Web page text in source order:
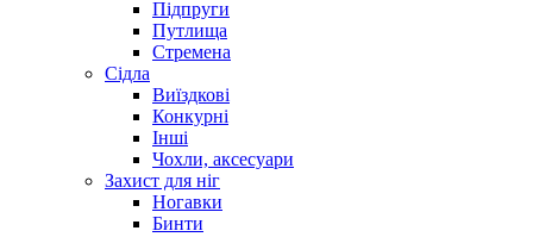
Підпруги
Путлища
Стремена
Сідла
Виїздкові
Конкурні
Інші
Чохли, аксесуари
Захист для ніг
Ногавки
Бинти